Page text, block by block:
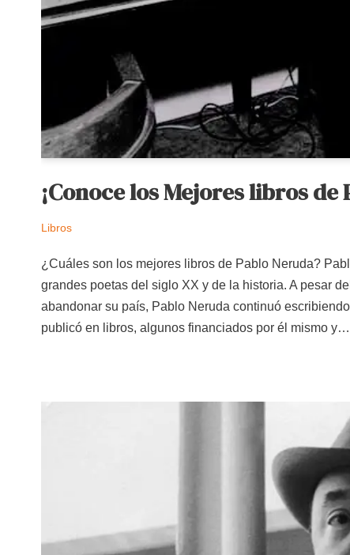
¡Conoce los Mejores libros
Libros
¿Cuáles son los mejores libros de Pablo Neruda?
grandes poetas del siglo XX y de la historia. A pesar
abandonar su país, Pablo Neruda continuó
publicó en libros, algunos financiados por él mismo y…